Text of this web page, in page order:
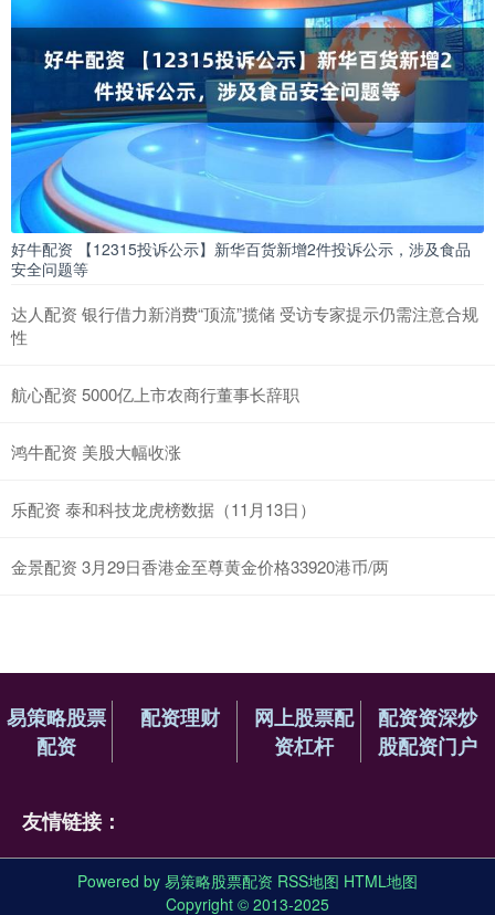
好牛配资 【12315投诉公示】新华百货新增2件投诉公示，涉及食品
安全问题等
达人配资 银行借力新消费“顶流”揽储 受访专家提示仍需注意合规
性
航心配资 5000亿上市农商行董事长辞职
鸿牛配资 美股大幅收涨
乐配资 泰和科技龙虎榜数据（11月13日）
金景配资 3月29日香港金至尊黄金价格33920港币/两
易策略股票
配资
配资理财
网上股票配
资杠杆
配资资深炒
股配资门户
友情链接：
Powered by 易策略股票配资 RSS地图 HTML地图
Copyright © 2013-2025